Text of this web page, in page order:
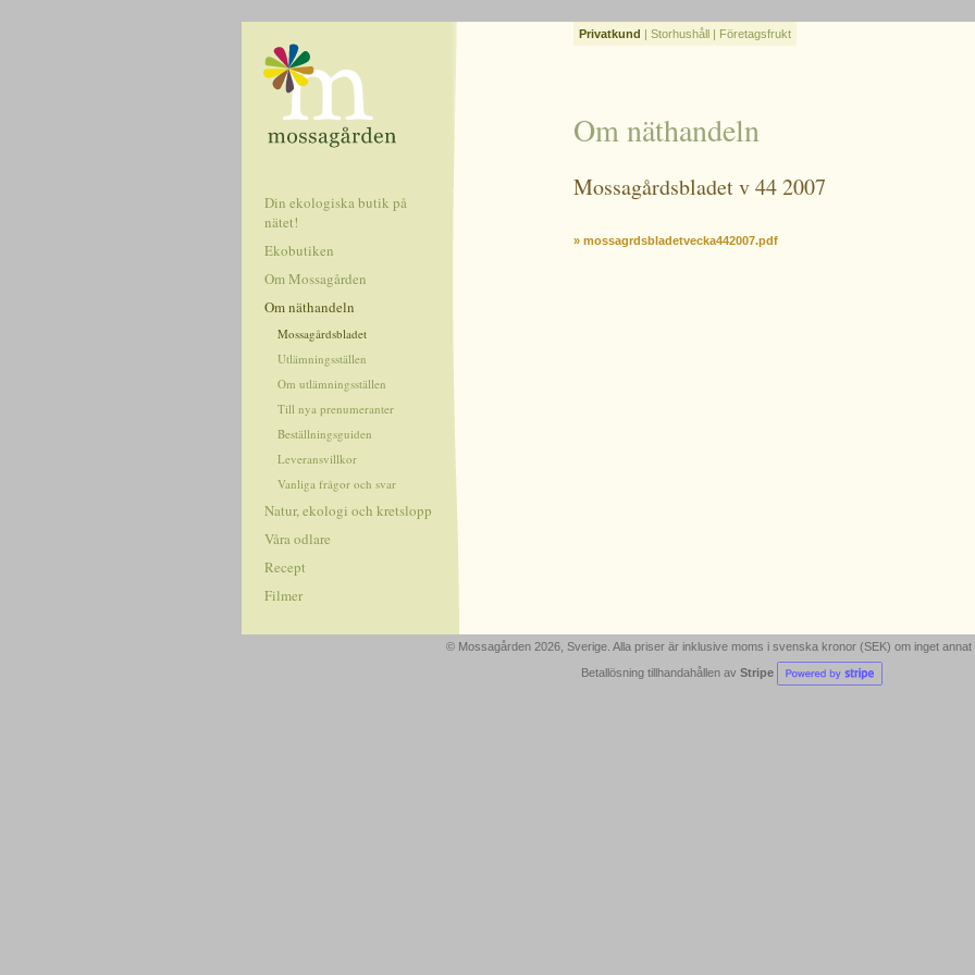
Din ekologiska butik på
nätet!
Ekobutiken
Om Mossagården
Om näthandeln
Mossagårdsbladet
Utlämningsställen
Om utlämningsställen
Till nya prenumeranter
Beställningsguiden
Leveransvillkor
Vanliga frågor och svar
Natur, ekologi och kretslopp
Våra odlare
Recept
Filmer
Privatkund | Storhushåll | Företagsfrukt
Om näthandeln
Mossagårdsbladet v 44 2007
» mossagrdsbladetvecka442007.pdf
© Mossagården 2026, Sverige. Alla priser är inklusive moms i svenska kronor (SEK) om inget annat
Betallösning tillhandahållen av Stripe